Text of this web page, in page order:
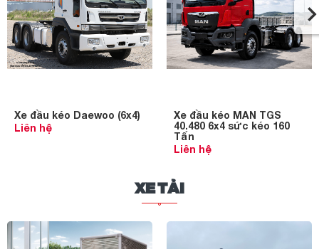
Xe đầu kéo Daewoo (6x4)
Liên hệ
Xe đầu kéo MAN TGS
40.480 6x4 sức kéo 160
Tấn
Liên hệ
XE TẢI